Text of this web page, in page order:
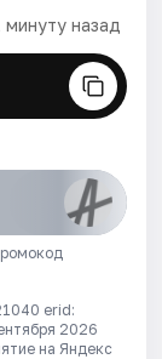
назад
erid:
2026
на Яндекс